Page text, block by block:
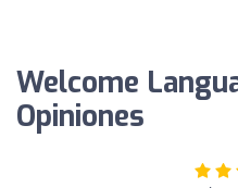
Welcome
Opiniones